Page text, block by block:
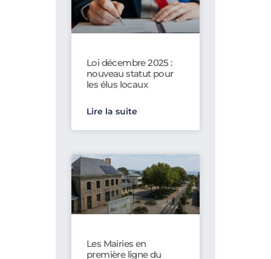
Loi décembre 2025 :
nouveau statut pour
les élus locaux
Lire la suite
Les Mairies en
première ligne du